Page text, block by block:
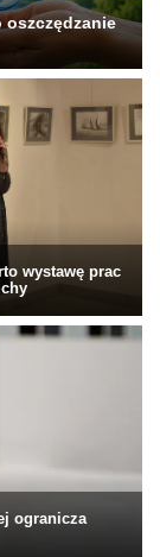
oszczędzanie
wystawę prac
ogranicza